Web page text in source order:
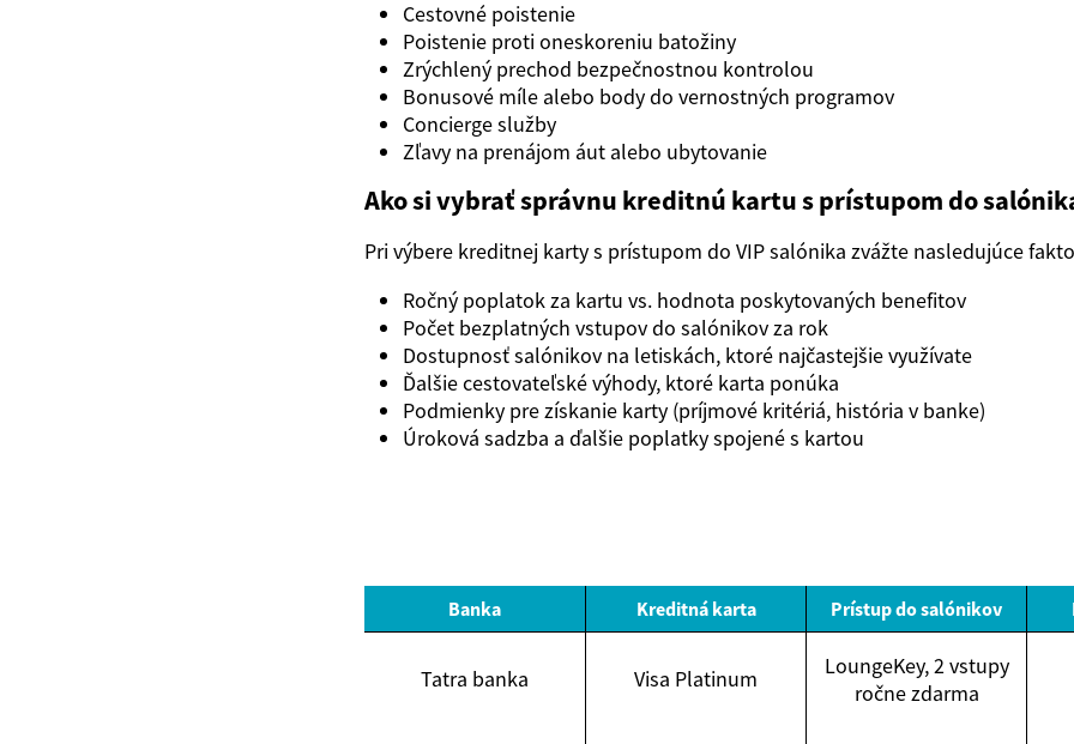
Cestovné poistenie
Poistenie proti oneskoreniu batožiny
Zrýchlený prechod bezpečnostnou kontrolou
Bonusové míle alebo body do vernostných programov
Concierge služby
Zľavy na prenájom áut alebo ubytovanie
Ako si vybrať správnu kreditnú kartu s prístupom do
Pri výbere kreditnej karty s prístupom do VIP salónika zvážte nasledujúce
Ročný poplatok za kartu vs. hodnota poskytovaných benefitov
Počet bezplatných vstupov do salónikov za rok
Dostupnosť salónikov na letiskách, ktoré najčastejšie využívate
Ďalšie cestovateľské výhody, ktoré karta ponúka
Podmienky pre získanie karty (príjmové kritériá, história v banke)
Úroková sadzba a ďalšie poplatky spojené s kartou
Banka Kreditná karta Prístup do salónikov
Tatra banka Visa Platinum
LoungeKey, 2 vstupy
ročne zdarma